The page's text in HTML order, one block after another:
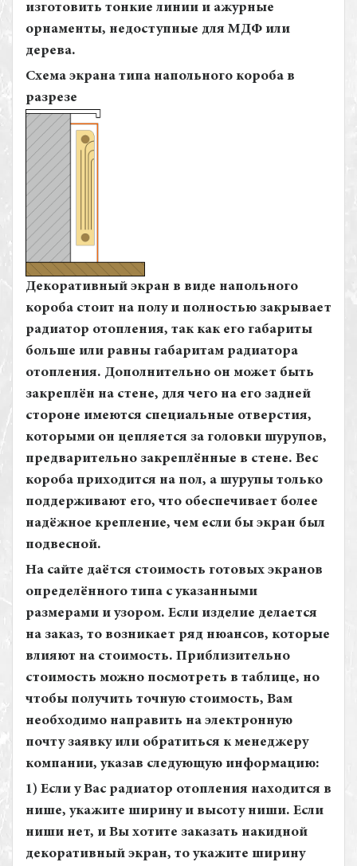
изготовить тонкие линии и ажурные
орнаменты, недоступные для МДФ или
дерева.
Схема экрана типа напольного короба в
разрезе
Декоративный экран в виде напольного
короба стоит на полу и полностью закрывает
радиатор отопления, так как его габариты
больше или равны габаритам радиатора
отопления. Дополнительно он может быть
закреплён на стене, для чего на его задней
стороне имеются специальные отверстия,
которыми он цепляется за головки шурупов,
предварительно закреплённые в стене. Вес
короба приходится на пол, а шурупы только
поддерживают его, что обеспечивает более
надёжное крепление, чем если бы экран был
подвесной.
На сайте даётся стоимость готовых экранов
определённого типа с указанными
размерами и узором. Если изделие делается
на заказ, то возникает ряд нюансов, которые
влияют на стоимость. Приблизительно
стоимость можно посмотреть в таблице, но
чтобы получить точную стоимость, Вам
необходимо направить на электронную
почту заявку или обратиться к менеджеру
компании, указав следующую информацию:
1) Если у Вас радиатор отопления находится в
нише, укажите ширину и высоту ниши. Если
ниши нет, и Вы хотите заказать накидной
декоративный экран, то укажите ширину